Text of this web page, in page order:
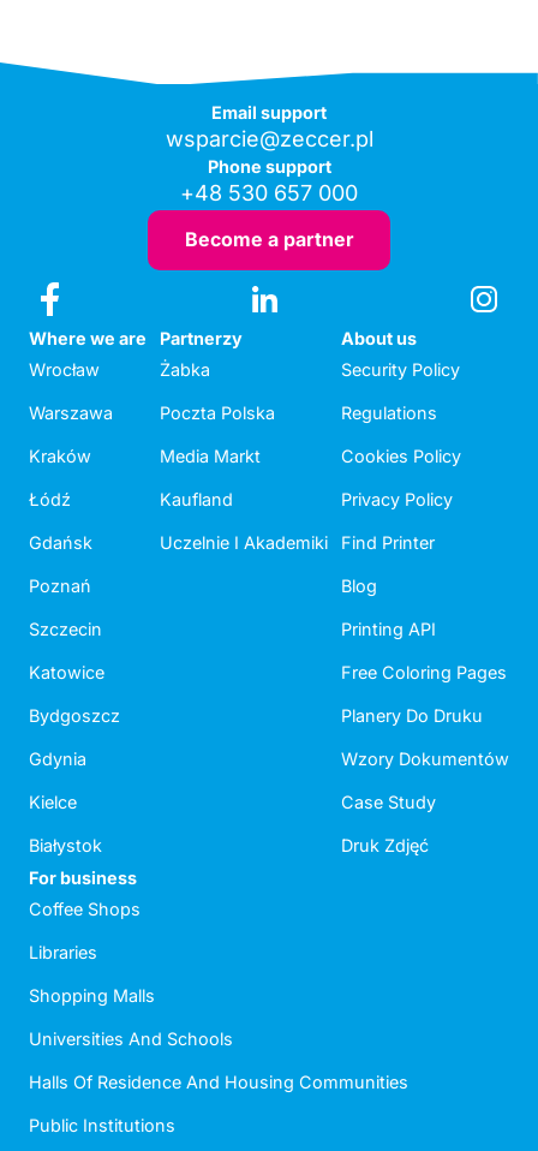
Email support
wsparcie@zeccer.pl
Phone support
+48 530 657 000
Become a partner
Where we are
Wrocław
Warszawa
Kraków
Łódź
Gdańsk
Poznań
Szczecin
Katowice
Bydgoszcz
Gdynia
Kielce
Białystok
Partnerzy
Żabka
Poczta Polska
Media Markt
Kaufland
Uczelnie I Akademiki
About us
Security Policy
Regulations
Cookies Policy
Privacy Policy
Find Printer
Blog
Printing API
Free Coloring Pages
Planery Do Druku
Wzory Dokumentów
Case Study
Druk Zdjęć
For business
Coffee Shops
Libraries
Shopping Malls
Universities And Schools
Halls Of Residence And Housing Communities
Public Institutions